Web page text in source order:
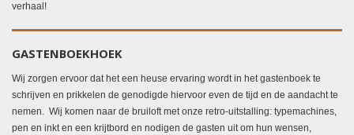
verhaal!
GASTENBOEKHOEK
Wij zorgen ervoor dat het een heuse ervaring wordt in het gastenboek te
schrijven en prikkelen de genodigde hiervoor even de tijd en de aandacht te
nemen. Wij komen naar de bruiloft met onze retro-uitstalling: typemachines,
pen en inkt en een krijtbord en nodigen de gasten uit om hun wensen,